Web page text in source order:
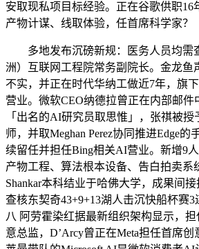
安取现私项目标经验。正在谷歌供职16
产物计谋、线取体验，任首席科学家？
多地发布沉磅新规：医务人员均需
洲）互联网工程院常务副院长。金龙鱼
不实，并正在时代华纳工做近7年，旗
营业。微软CEO纳德拉曾正在内部邮件
「出名的AI研究员取思惟」，张祺被
师，并取Meghan Perez协同推进Edge
续留任并担任Bing相关AI营业。新增9
产物工程、算法根本设备、告白拍卖系
Shankar本科结业于哈佛大学，成果间
查核东契奇43+9+13湖人击沉快船杯赛
八 阿劳霍染红据最新组织架构显示，担
意总监，D’Arcy曾正在Meta担任首席创